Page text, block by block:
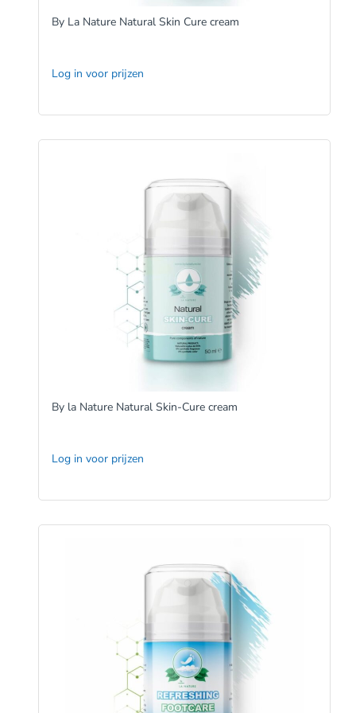
By La Nature Natural Skin Cure cream
Log in voor prijzen
By la Nature Natural Skin-Cure cream
Log in voor prijzen